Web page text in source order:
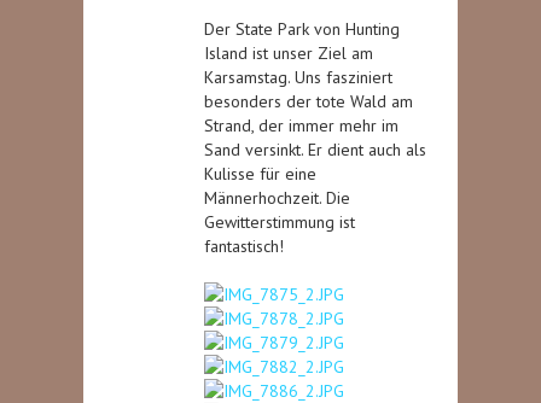
Der State Park von Hunting
Island ist unser Ziel am
Karsamstag. Uns fasziniert
besonders der tote Wald am
Strand, der immer mehr im
Sand versinkt. Er dient auch als
Kulisse für eine
Männerhochzeit. Die
Gewitterstimmung ist
fantastisch!